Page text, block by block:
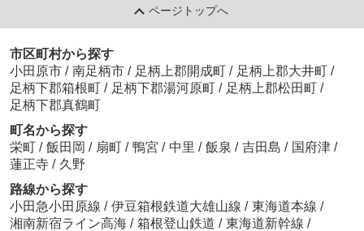
ページトップへ
市区町村から探す
小田原市 / 南足柄市 / 足柄上郡開成町 / 足柄上郡大井町 /
足柄下郡箱根町 / 足柄下郡湯河原町 / 足柄上郡松田町 /
足柄下郡真鶴町
町名から探す
栄町 / 飯田岡 / 扇町 / 鴨宮 / 中里 / 飯泉 / 吉田島 / 国府津 /
蓮正寺 / 久野
路線から探す
小田急小田原線 / 伊豆箱根鉄道大雄山線 / 東海道本線 /
湘南新宿ライン高海 / 箱根登山鉄道 / 東海道新幹線 /